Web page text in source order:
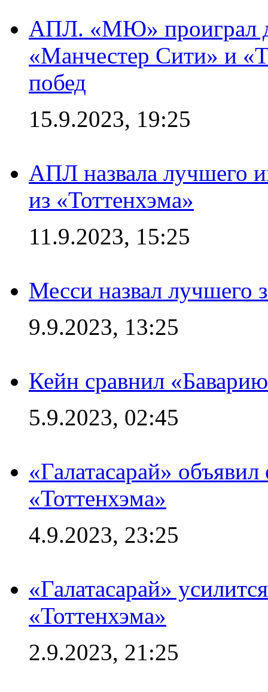
АПЛ. «МЮ» проиграл
«Манчестер Сити» и
побед
15.9.2023, 19:25
АПЛ назвала лучшего
из «Тоттенхэма»
11.9.2023, 15:25
Месси назвал лучшего
9.9.2023, 13:25
Кейн сравнил
5.9.2023, 02:45
«Галатасарай»
«Тоттенхэма»
4.9.2023, 23:25
«Галатасарай»
«Тоттенхэма»
2.9.2023, 21:25